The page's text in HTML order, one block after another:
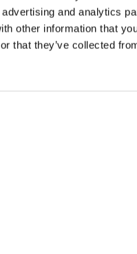
and analytics
other information that
that they’ve collected
CARRERAS
Código: A-ECR10
ECR+ (Electronic Catalytic